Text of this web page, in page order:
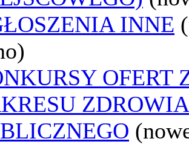
INNE
OFERT
ZDROWIA